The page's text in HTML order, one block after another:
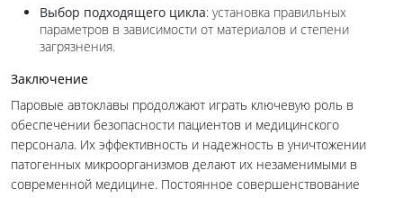
Выбор подходящего цикла: установка правильных
параметров в зависимости от материалов и степени
загрязнения.
Заключение
Паровые автоклавы продолжают играть ключевую роль в
обеспечении безопасности пациентов и медицинского
персонала. Их эффективность и надежность в уничтожении
патогенных микроорганизмов делают их незаменимыми в
современной медицине. Постоянное совершенствование